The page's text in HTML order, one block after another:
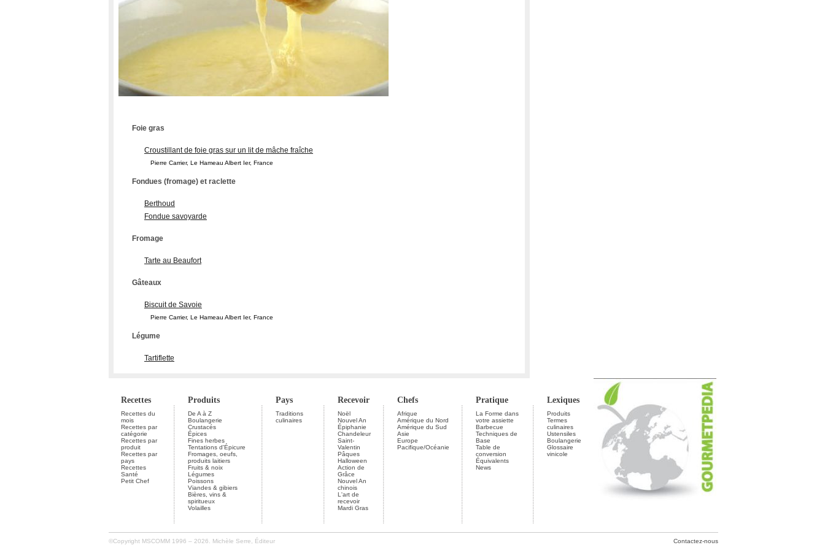
Foie gras
Croustillant de foie gras sur un lit de mâche fraîche
Pierre Carrier, Le Hameau Albert Ier, France
Fondues (fromage) et raclette
Berthoud
Fondue savoyarde
Fromage
Tarte au Beaufort
Gâteaux
Biscuit de Savoie
Pierre Carrier, Le Hameau Albert Ier, France
Légume
Tartiflette
Recettes Produits Pays Recevoir Chefs Pratique Lexiques
Recettes du
mois
Recettes par
catégorie
Recettes par
produit
Recettes par
pays
Recettes
Santé
Petit Chef
De A à Z
Boulangerie
Crustacés
Épices
Fines herbes
Tentations d'Épicure
Fromages, oeufs,
produits laitiers
Fruits & noix
Légumes
Poissons
Viandes & gibiers
Bières, vins &
spiritueux
Volailles
Traditions
culinaires
Noël
Nouvel An
Épiphanie
Chandeleur
Saint-
Valentin
Pâques
Halloween
Action de
Grâce
Nouvel An
chinois
L'art de
recevoir
Mardi Gras
Afrique
Amérique du Nord
Amérique du Sud
Asie
Europe
Pacifique/Océanie
La Forme dans
votre assiette
Barbecue
Techniques de
Base
Table de
conversion
Équivalents
News
Produits
Termes
culinaires
Ustensiles
Boulangerie
Glossaire
vinicole
Contactez-nous
©Copyright MSCOMM 1996 – 2026. Michèle Serre, Éditeur